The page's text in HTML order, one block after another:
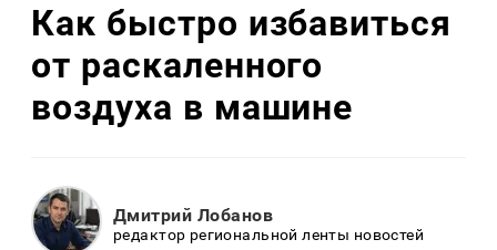
Как быстро избавиться
от раскаленного
воздуха в машине
Дмитрий Лобанов
редактор региональной ленты новостей